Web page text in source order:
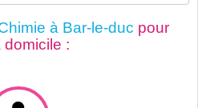
à Bar-le-duc pour
domicile :